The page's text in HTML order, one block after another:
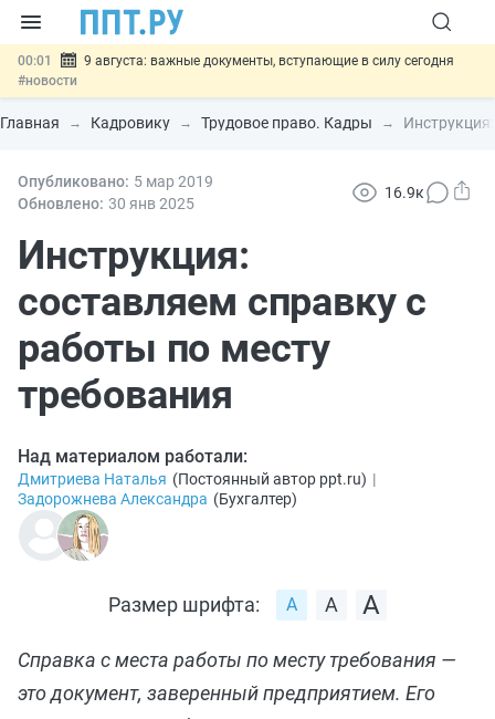
00:01
9 августа: важные документы, вступающие в силу сегодня
#новости
07.08 Подписан закон о блокировке продажи опасных товаров через
«Честный знак»#новости
07.08 Госпошлину за устранение ошибок в документах предлагают
отменить#новости
отношений
Главная Кадровику Трудовое право. Кадры
Опубликовано: 5 мар 2019
Обновлено: 30 янв2025
16.9к
Инструкция:
составляем справку с
работы по месту
требования
Над материалом работали:
Дмитриева Наталья (Постоянный автор ppt.ru) |
Задорожнева Александра (Бухгалтер)
Размер шрифта:
Справка с места работы по месту требования —
это документ, заверенный предприятием. Его